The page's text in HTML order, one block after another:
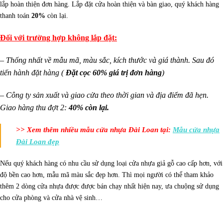
lắp hoàn thiện đơn hàng. Lắp đặt cửa hoàn thiện và bàn giao, quý khách hàng
thanh toán 20% còn lại.
Đối với trường hợp không lắp đặt:
– Thống nhất về mẫu mã, màu sắc, kích thước và giá thành. Sau đó
tiến hành đặt hàng (Đặt cọc 60% giá trị đơn hàng)
– Công ty sản xuất và giao cửa theo thời gian và địa điểm đã hẹn.
Giao hàng thu đợt 2:40% còn lại.
>> Xem thêm nhiều mẫu cửa nhựa Đài Loan tại: Mẫu cửa nhựa
Đài Loan đẹp
Nếu quý khách hàng có nhu cầu sử dụng loại cửa nhựa giả gỗ cao cấp hơn, với
độ bền cao hơn, mẫu mã màu sắc đẹp hơn. Thì mọi người có thể tham khảo
thêm 2 dòng cửa nhựa được được bán chạy nhất hiện nay, ưa chuộng sử dụng
cho cửa phòng và cửa nhà vệ sinh…